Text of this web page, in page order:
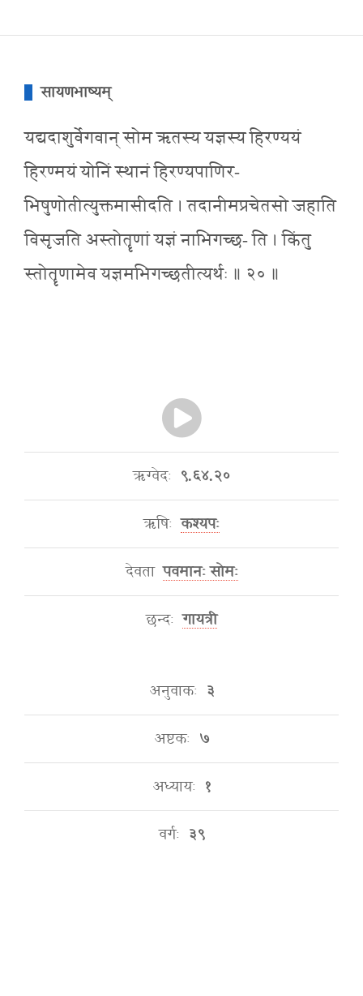
सायणभाष्यम्
यद्यदाशुर्वेगवान् सोम ऋतस्य यज्ञस्य हिरण्ययं
हिरण्मयं योनिं स्थानं हिरण्यपाणिर-
भिषुणोतीत्युक्तमासीदति । तदानीमप्रचेतसो जहाति
विसृजति अस्तोतॄणां यज्ञं नाभिगच्छ- ति । किंतु
स्तोतॄणामेव यज्ञमभिगच्छतीत्यर्थः ॥ २० ॥
ऋग्वेदः ९.६४.२०
ऋषिः कश्यपः
देवता पवमानः सोमः
छन्दः गायत्री
अनुवाकः ३
अष्टकः ७
अध्यायः १
वर्गः ३९